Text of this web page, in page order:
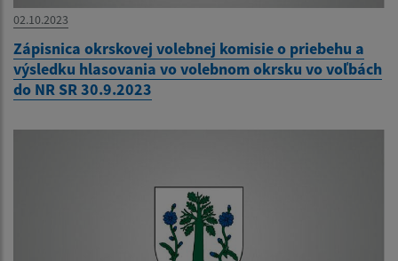
02.10.2023
Zápisnica okrskovej volebnej komisie o priebehu a
výsledku hlasovania vo volebnom okrsku vo voľbách
do NR SR 30.9.2023